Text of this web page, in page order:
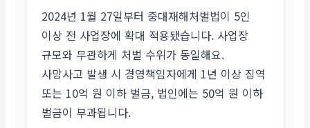
2024년 1월 27일부터 중대재해처벌법이 5인
이상 전 사업장에 확대 적용됐습니다. 사업장
규모와 무관하게 처벌 수위가 동일해요.
사망사고 발생 시 경영책임자에게 1년 이상 징역
또는 10억 원 이하 벌금, 법인에는 50억 원 이하
벌금이 부과됩니다.